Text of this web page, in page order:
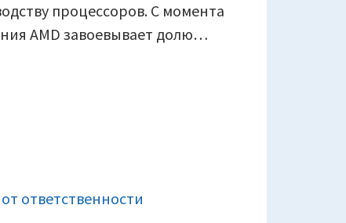
процессоров. С момента
AMD завоевывает долю…
ответственности